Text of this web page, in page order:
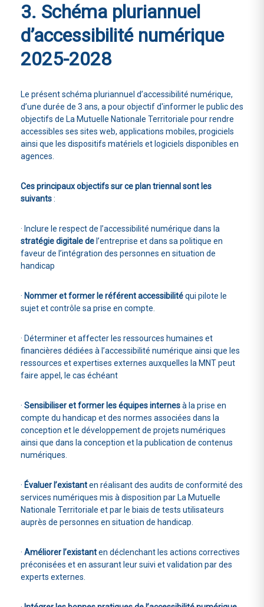
3. Schéma pluriannuel
d’accessibilité numérique
2025-2028
Le présent schéma pluriannuel d’accessibilité numérique,
d’une durée de 3 ans, a pour objectif d'informer le public des
objectifs de La Mutuelle Nationale Territoriale pour rendre
accessibles ses sites web, applications mobiles, progiciels
ainsi que les dispositifs matériels et logiciels disponibles en
agences.
Ces principaux objectifs sur ce plan triennal sont les
suivants:
· Inclure le respect de l’accessibilité numérique dans la
stratégie digitale de l’entreprise et dans sa politique en
faveur de l’intégration des personnes en situation de
handicap
· Nommer et former le référent accessibilitéqui pilote le
sujet et contrôle sa prise en compte.
· Déterminer et affecter les ressources humaines et
financières dédiées à l’accessibilité numérique ainsi que les
ressources et expertises externes auxquelles la MNT peut
faire appel, le cas échéant
· Sensibiliser et former les équipes internesà la prise en
compte du handicap et des normes associées dans la
conception et le développement de projets numériques
ainsi que dans la conception et la publication de contenus
numériques.
· Évaluer l’existanten réalisant des audits de conformité des
services numériques mis à disposition par La Mutuelle
Nationale Territoriale et par le biais de tests utilisateurs
auprès de personnes en situation de handicap.
· Améliorer l’existanten déclenchant les actions correctives
préconisées et en assurant leur suivi et validation par des
experts externes.